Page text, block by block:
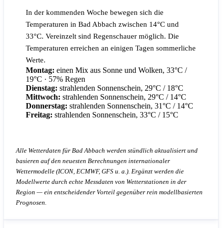
In der kommenden Woche bewegen sich die
Temperaturen in Bad Abbach zwischen 14°C und
33°C. Vereinzelt sind Regenschauer möglich. Die
Temperaturen erreichen an einigen Tagen sommerliche
Werte.
Montag: einen Mix aus Sonne und Wolken, 33°C /
19°C · 57% Regen
Dienstag: strahlenden Sonnenschein, 29°C / 18°C
Mittwoch: strahlenden Sonnenschein, 29°C / 14°C
Donnerstag: strahlenden Sonnenschein, 31°C / 14°C
Freitag: strahlenden Sonnenschein, 33°C / 15°C
Alle Wetterdaten für Bad Abbach werden stündlich aktualisiert und
basieren auf den neuesten Berechnungen internationaler
Wettermodelle (ICON, ECMWF, GFS u. a.). Ergänzt werden die
Modellwerte durch echte Messdaten von Wetterstationen in der
Region — ein entscheidender Vorteil gegenüber rein modellbasierten
Prognosen.